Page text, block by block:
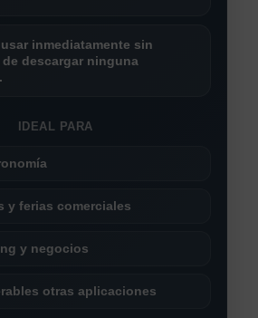
inmediatamente sin
descargar ninguna
IDEAL PARA
y ferias comerciales
y negocios
otras aplicaciones